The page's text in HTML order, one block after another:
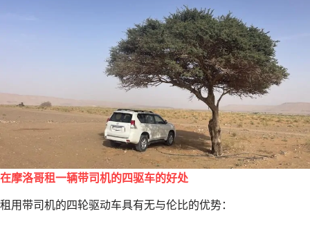
在摩洛哥租一辆带司机的四驱车的好处
租用带司机的四轮驱动车具有无与伦比的优势：